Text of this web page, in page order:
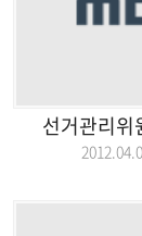
선거관리